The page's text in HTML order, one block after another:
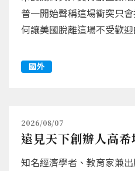
普一開始聲稱這場衝突只
何讓美國脫離這場不受歡迎
國外
2026/08/07
遠見天下創辦人高
知名經濟學者、教育家兼